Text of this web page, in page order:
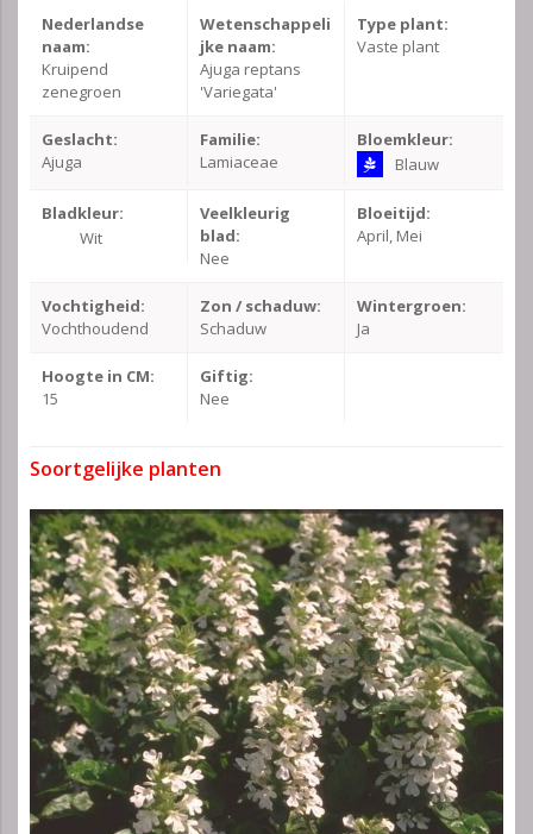
Nederlandse
naam:
Kruipend
zenegroen
Wetenschappeli
jke naam:
Ajuga reptans
'Variegata'
Type plant:
Vaste plant
Geslacht:
Ajuga
Familie:
Lamiaceae
Bloemkleur:
Blauw
Bladkleur:
Wit
Veelkleurig
blad:
Nee
Bloeitijd:
April, Mei
Vochtigheid:
Vochthoudend
Zon / schaduw:
Schaduw
Wintergroen:
Ja
Hoogte in CM:
15
Giftig:
Nee
Soortgelijke planten